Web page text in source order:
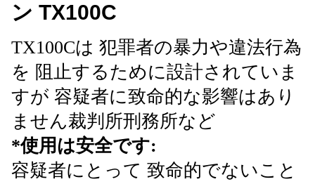
ン TX100C
TX100Cは 犯罪者の暴力や違法行為
を 阻止するために設計されていま
すが 容疑者に致命的な影響はあり
ません裁判所刑務所など
*使用は安全です:
容疑者にとって 致命的でないこと